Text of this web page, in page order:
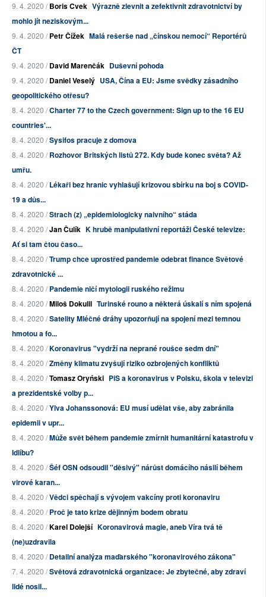
9. 4. 2020 /Boris Cvek Výrazně zlevnit a zefektivnit zdravotnictví by
mohlo jít neziskovým...
9. 4. 2020 /Petr Čížek Malá rešerše nad „čínskou nemocí“ Reportérů
ČT
9. 4. 2020 /David Marenčák Duševní pohoda
9. 4. 2020 /Daniel Veselý USA, Čína a EU: Jsme svědky zásadního
geopolitického otřesu?
8. 4. 2020 /Charter 77 to the Czech government: Sign up to the 16 EU
countries'...
8. 4. 2020 /Sysifos pracuje z domova
8. 4. 2020 /Rozhovor Britských listů 272. Kdy bude konec světa? Až
umřu.
8. 4. 2020 /Lékaři bez hranic vyhlašují krizovou sbírku na boj s COVID-
19 a důs...
8. 4. 2020 /Strach (z) „epidemiologicky naivního“ stáda
8. 4. 2020 /Jan Čulík K hrubě manipulativní reportáži České televize:
Ať si tam čtou časo...
8. 4. 2020 /Trump chce uprostřed pandemie odebrat finance Světové
zdravotnické ...
8. 4. 2020 /Pandemie ničí mytologii ruského režimu
8. 4. 2020 /Miloš Dokulil Turinské rouno a některá úskalí s ním spojená
8. 4. 2020 /Satelity Mléčné dráhy upozorňují na spojení mezi temnou
hmotou a fo...
8. 4. 2020 /Koronavirus "vydrží na neprané roušce sedm dní"
8. 4. 2020 /Změny klimatu zvyšují riziko ozbrojených konfliktů
8. 4. 2020 /Tomasz Oryński PiS a koronavirus v Polsku, škola v televizi
a prezidentské volby p...
8. 4. 2020 /Ylva Johanssonová: EU musí udělat vše, aby zabránila
epidemii v upr...
8. 4. 2020 /Může svět během pandemie zmírnit humanitární katastrofu v
Idlíbu?
8. 4. 2020 /Šéf OSN odsoudil "děsivý" nárůst domácího násilí během
virové karan...
8. 4. 2020 /Vědci spěchají s vývojem vakcíny proti koronaviru
8. 4. 2020 /Proč je tato krize dějinným bodem obratu
8. 4. 2020 /Karel Dolejší Koronavirová magie, aneb Víra tvá tě
(ne)uzdravila
8. 4. 2020 /Detailní analýza maďarského "koronavirového zákona"
7. 4. 2020 /Světová zdravotnická organizace: Je zbytečné, aby zdraví
lidé nosil...